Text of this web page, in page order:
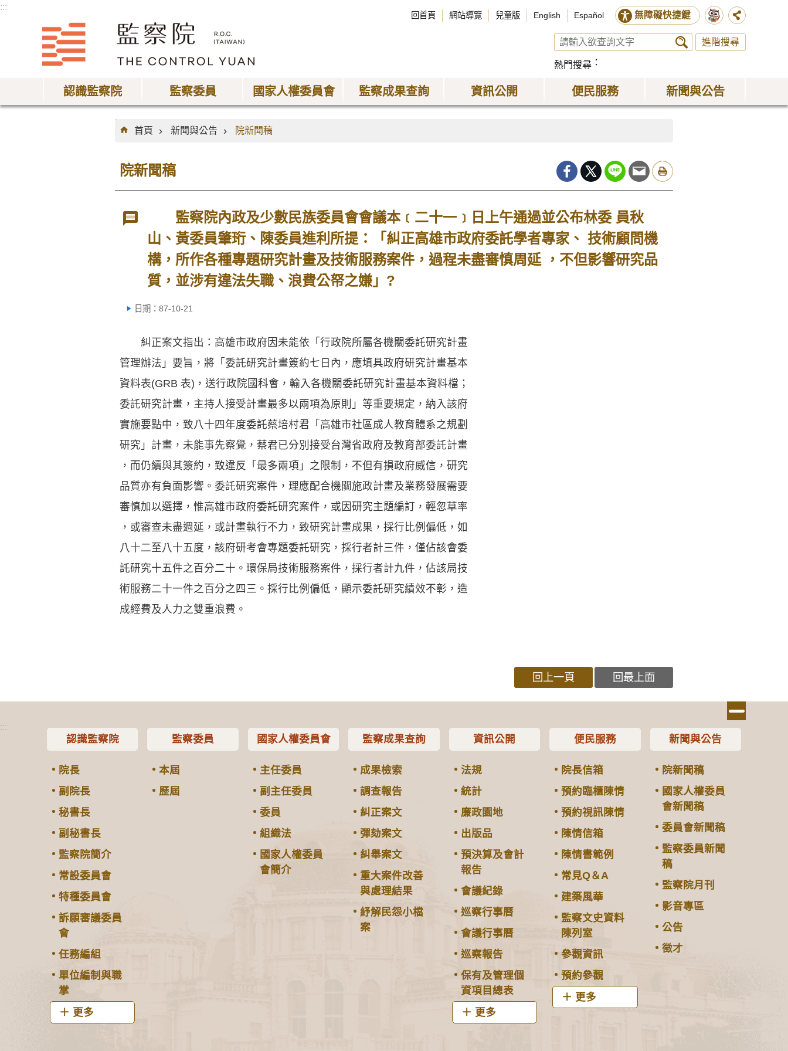
:::
回首頁 網站導覽 兒童版 English Español 無障礙快捷鍵
進階搜尋
熱門搜尋
認識監察院 監察委員 國家人權委員會 監察成果查詢 資訊公開 便民服務 新聞與公告
:::
首頁
新聞與公告 院新聞稿
院新聞稿
監察院內政及少數民族委員會會議本﹝二十一﹞日上午通過並公布林委 員秋
山、黃委員肇珩、陳委員進利所提：「糾正高雄市政府委託學者專家、 技術顧問機
構，所作各種專題研究計畫及技術服務案件，過程未盡審慎周延 ，不但影響研究品
質，並涉有違法失職、浪費公帑之嫌」?
日期：87-10-21
糾正案文指出：高雄市政府因未能依「行政院所屬各機關委託研究計畫
管理辦法」要旨，將「委託研究計畫簽約七日內，應填具政府研究計畫基本
資料表(GRB 表)，送行政院國科會，輸入各機關委託研究計畫基本資料檔；
委託研究計畫，主持人接受計畫最多以兩項為原則」等重要規定，納入該府
實施要點中，致八十四年度委託蔡培村君「高雄市社區成人教育體系之規劃
研究」計畫，未能事先察覺，蔡君已分別接受台灣省政府及教育部委託計畫
，而仍續與其簽約，致違反「最多兩項」之限制，不但有損政府威信，研究
品質亦有負面影響。委託研究案件，理應配合機關施政計畫及業務發展需要
審慎加以選擇，惟高雄市政府委託研究案件，或因研究主題編訂，輕忽草率
，或審查未盡週延，或計畫執行不力，致研究計畫成果，採行比例偏低，如
八十二至八十五度，該府研考會專題委託研究，採行者計三件，僅佔該會委
託研究十五件之百分二十。環保局技術服務案件，採行者計九件，佔該局技
術服務二十一件之百分之四三。採行比例偏低，顯示委託研究績效不彰，造
成經費及人力之雙重浪費。
回上一頁 回最上面
:::
認識監察院
院長
副院長
秘書長
副秘書長
監察院簡介
常設委員會
特種委員會
訴願審議委員
會
任務編組
單位編制與職
掌
更多
監察委員
本屆
歷屆
國家人權委員會
主任委員
副主任委員
委員
組織法
國家人權委員
會簡介
監察成果查詢
成果檢索
調查報告
糾正案文
彈劾案文
糾舉案文
重大案件改善
與處理結果
紓解民怨小檔
案
資訊公開
法規
統計
廉政園地
出版品
預決算及會計
報告
會議紀錄
巡察行事曆
會議行事曆
巡察報告
保有及管理個
資項目總表
更多
便民服務
院長信箱
預約臨櫃陳情
預約視訊陳情
陳情信箱
陳情書範例
常見Q＆A
建築風華
監察文史資料
陳列室
參觀資訊
預約參觀
更多
新聞與公告
院新聞稿
國家人權委員
會新聞稿
委員會新聞稿
監察委員新聞
稿
監察院月刊
影音專區
公告
徵才